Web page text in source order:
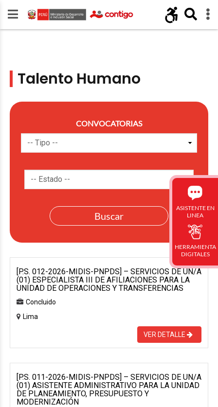
Talento Humano
CONVOCATORIAS
[P.S. 012-2026-MIDIS-PNPDS] – SERVICIOS DE UN/A
(01) ESPECIALISTA III DE AFILIACIONES PARA LA
UNIDAD DE OPERACIONES Y TRANSFERENCIAS
Concluido
Lima
VER DETALLE
[P.S. 011-2026-MIDIS-PNPDS] – SERVICIOS DE UN/A
(01) ASISTENTE ADMINISTRATIVO PARA LA UNIDAD
DE PLANEAMIENTO, PRESUPUESTO Y
MODERNIZACIÓN
ASISTENTE EN
LINEA
HERRAMIENTA
DIGITALES